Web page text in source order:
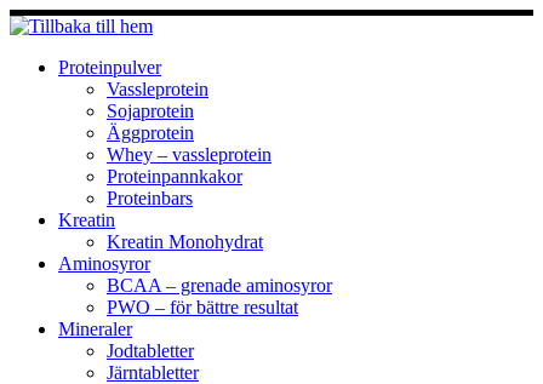
Hoppa
till
innehållProteinpulver
Vassleprotein
Sojaprotein
Äggprotein
Whey – vassleprotein
Proteinpannkakor
Proteinbars
Kreatin
Kreatin Monohydrat
Aminosyror
BCAA – grenade aminosyror
PWO – för bättre resultat
Mineraler
Jodtabletter
Järntabletter